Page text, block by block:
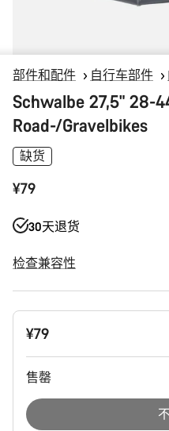
部件和配件 自行车部件
Schwalbe 27,5" 28-
Road-/Gravelbikes
缺货
¥79
30天退货
检查兼容性
产
¥79
售罄